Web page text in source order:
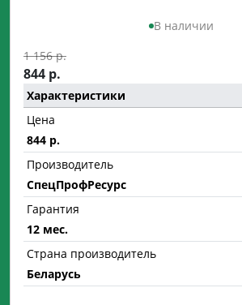
В наличии
1 156 р.
844 р.
Характеристики
Цена
844 р.
Производитель
СпецПрофРесурс
Гарантия
12 мес.
Страна производитель
Беларусь